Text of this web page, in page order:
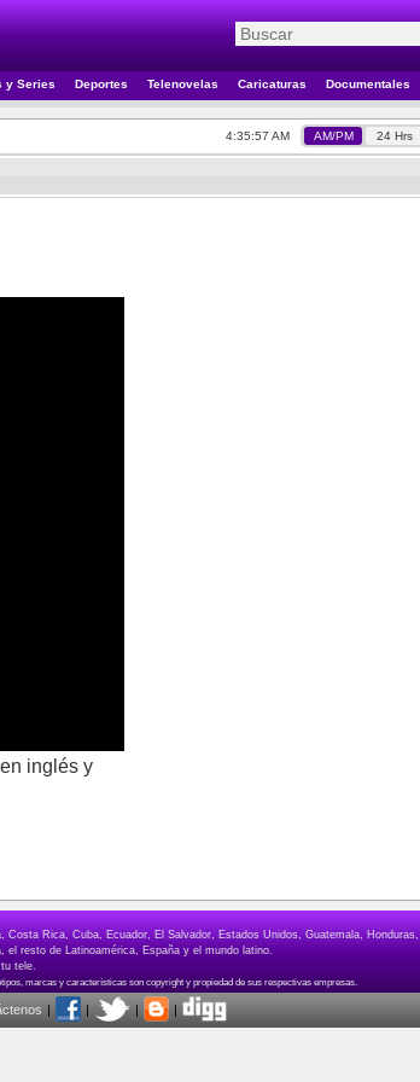
y Series Deportes Telenovelas Caricaturas Documentales
4:35:57 AM AM/PM 24 Hrs
inglés y
Rica, Cuba, Ecuador, El Salvador, Estados Unidos, Guatemala,
el resto de Latinoamérica, España y el mundo latino.
tele.
| | | |